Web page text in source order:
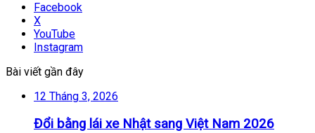
Facebook
X
YouTube
Instagram
Bài viết gần đây
12 Tháng 3, 2026
Đổi bằng lái xe Nhật sang Việt Nam 2026